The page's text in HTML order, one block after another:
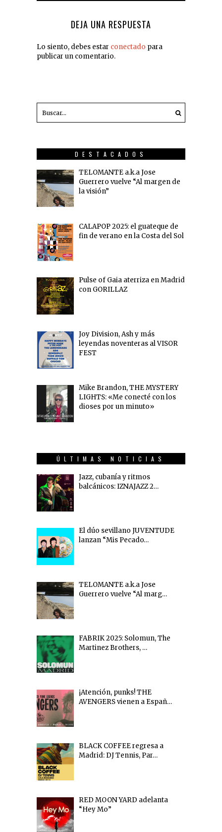
DEJA UNA RESPUESTA
Lo siento, debes estar conectado para
publicar un comentario.
DESTACADOS
TELOMANTE a.k.a Jose
Guerrero vuelve “Al margen de
la visión”
CALAPOP 2025: el guateque de
fin de verano en la Costa del Sol
Pulse of Gaia aterriza en Madrid
con GORILLAZ
Joy Division, Ash y más
leyendas noventeras al VISOR
FEST
Mike Brandon, THE MYSTERY
LIGHTS: «Me conecté con los
dioses por un minuto»
ÚLTIMAS NOTICIAS
Jazz, cubanía y ritmos
balcánicos: IZNAJAZZ 2…
El dúo sevillano JUVENTUDE
lanzan “Mis Pecado…
TELOMANTE a.k.a Jose
Guerrero vuelve “Al marg…
FABRIK 2025: Solomun, The
Martinez Brothers, …
¡Atención, punks! THE
AVENGERS vienen a Españ…
BLACK COFFEE regresa a
Madrid: DJ Tennis, Par…
RED MOON YARD adelanta
“Hey Mo”